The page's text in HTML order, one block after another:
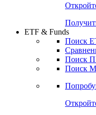
ETF & Funds
Поиск
Поиск
Поиск